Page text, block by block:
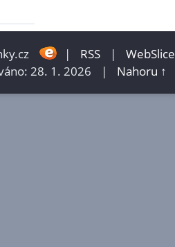
| RSS |
WebSlice
28. 1. 2026
| Nahoru ↑